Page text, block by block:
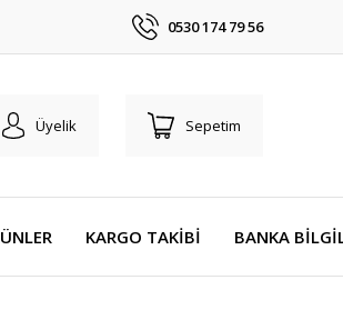
0530 174 79 56
Üyelik Sepetim
KARGO TAKİBİ BANKA